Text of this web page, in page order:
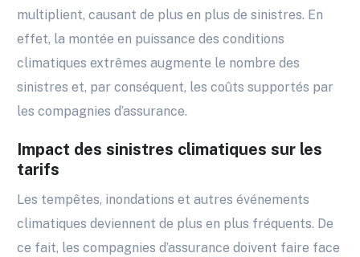
multiplient, causant de plus en plus de sinistres. En
effet, la montée en puissance des conditions
climatiques extrêmes augmente le nombre des
sinistres et, par conséquent, les coûts supportés par
les compagnies d’assurance.
Impact des sinistres climatiques sur les
tarifs
Les tempêtes, inondations et autres événements
climatiques deviennent de plus en plus fréquents. De
ce fait, les compagnies d’assurance doivent faire face